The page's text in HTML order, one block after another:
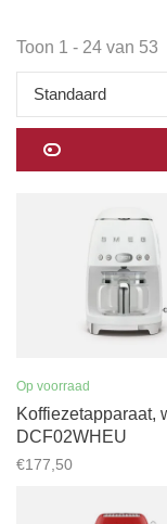
Toon 1 - 24 van 53
Standaard
Op voorraad
Koffiezetapparaat,
DCF02WHEU
€177,50